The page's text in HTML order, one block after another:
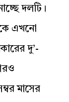
দলটি।
এখনো
দু’-
মাসের